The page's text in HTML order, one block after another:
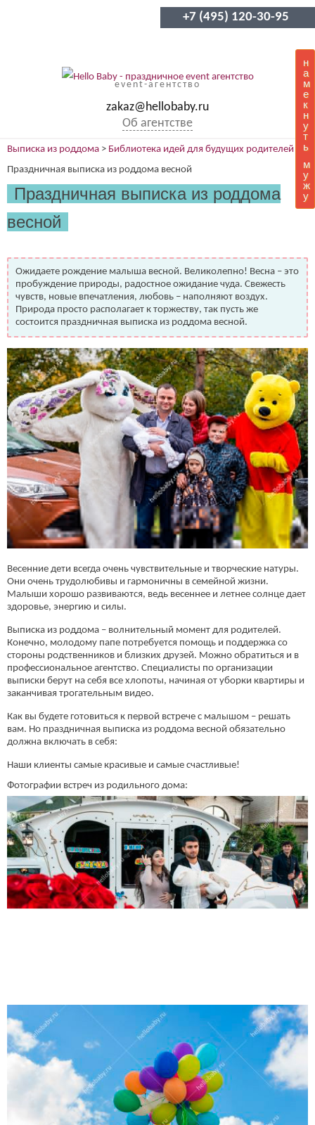
+7 (495) 120-30-95
event-агентство
zakaz@hellobaby.ru
Об агентстве
н
а
м
е
к
н
у
т
ь
м
у
ж
у
Выписка из роддома > Библиотека идей для будущих родителей
Праздничная выписка из роддома весной
Праздничная выписка из роддома
весной
Ожидаете рождение малыша весной. Великолепно! Весна – это
пробуждение природы, радостное ожидание чуда. Свежесть
чувств, новые впечатления, любовь – наполняют воздух.
Природа просто располагает к торжеству, так пусть же
состоится праздничная выписка из роддома весной.
Весенние дети всегда очень чувствительные и творческие натуры.
Они очень трудолюбивы и гармоничны в семейной жизни.
Малыши хорошо развиваются, ведь весеннее и летнее солнце дает
здоровье, энергию и силы.
Выписка из роддома – волнительный момент для родителей.
Конечно, молодому папе потребуется помощь и поддержка со
стороны родственников и близких друзей. Можно обратиться и в
профессиональное агентство. Специалисты по организации
выписки берут на себя все хлопоты, начиная от уборки квартиры и
заканчивая трогательным видео.
Как вы будете готовиться к первой встрече с малышом – решать
вам. Но праздничная выписка из роддома весной обязательно
должна включать в себя:
Наши клиенты самые красивые и самые счастливые!
Фотографии встреч из родильного дома: